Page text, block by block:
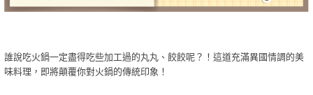
誰說吃火鍋一定盡得吃些加工過的丸丸、餃餃呢？！這道充滿異國情調的美
味料理，即將顛覆你對火鍋的傳統印象！